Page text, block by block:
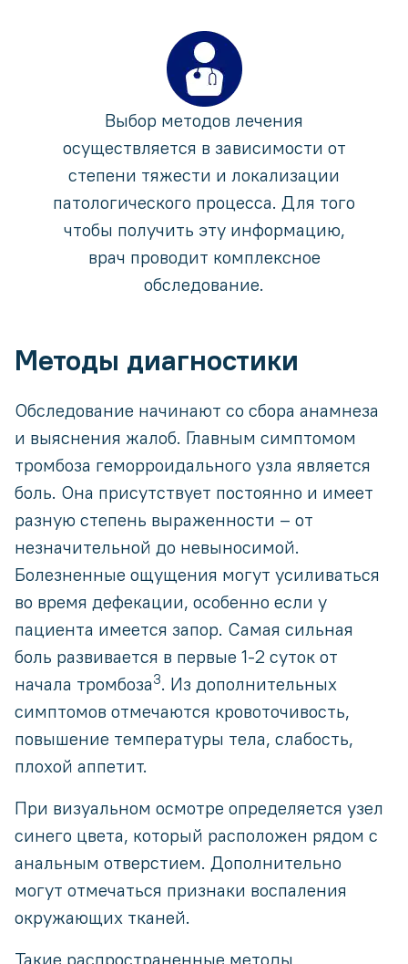
Выбор методов лечения
осуществляется в зависимости от
степени тяжести и локализации
патологического процесса. Для того
чтобы получить эту информацию,
врач проводит комплексное
обследование.
Методы диагностики
Обследование начинают со сбора анамнеза
и выяснения жалоб. Главным симптомом
тромбоза геморроидального узла является
боль. Она присутствует постоянно и имеет
разную степень выраженности – от
незначительной до невыносимой.
Болезненные ощущения могут усиливаться
во время дефекации, особенно если у
пациента имеется запор. Самая сильная
боль развивается в первые 1-2 суток от
начала тромбоза3. Из дополнительных
симптомов отмечаются кровоточивость,
повышение температуры тела, слабость,
плохой аппетит.
При визуальном осмотре определяется узел
синего цвета, который расположен рядом с
анальным отверстием. Дополнительно
могут отмечаться признаки воспаления
окружающих тканей.
Такие распространенные методы